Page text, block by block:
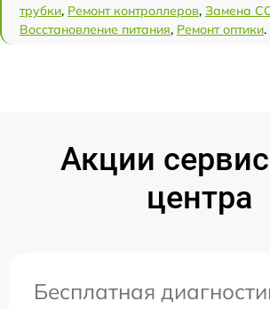
трубки, Ремонт контроллеров, Замена
Восстановление питания, Ремонт оптики.
Акции
центра
Бесплатная